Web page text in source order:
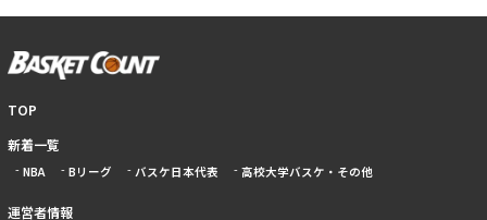
TOP
新着一覧
NBA Bリーグ バスケ日本代表 高校大学バスケ・その他
運営者情報